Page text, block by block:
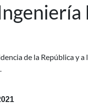
de la República y